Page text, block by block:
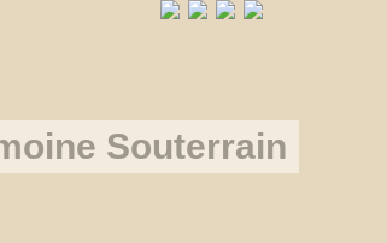
Souterrain